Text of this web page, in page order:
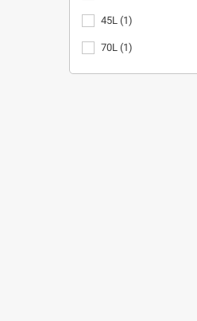
45L (1)
70L (1)